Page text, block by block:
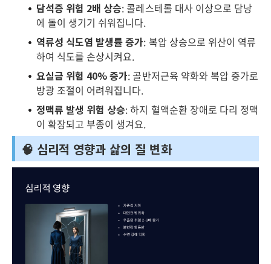
담석증 위험 2배 상승: 콜레스테롤 대사 이상으로 담낭
에 돌이 생기기 쉬워집니다.
역류성 식도염 발생률 증가: 복압 상승으로 위산이 역류
하여 식도를 손상시켜요.
요실금 위험 40% 증가: 골반저근육 약화와 복압 증가로
방광 조절이 어려워집니다.
정맥류 발생 위험 상승: 하지 혈액순환 장애로 다리 정맥
이 확장되고 부종이 생겨요.
🧠 심리적 영향과 삶의 질 변화